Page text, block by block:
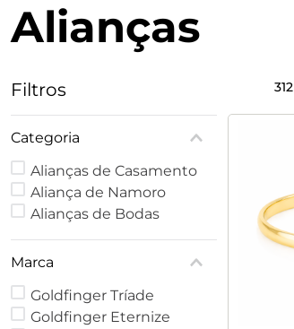
Alianças
Filtros
Categoria
Alianças de Casamento
Aliança de Namoro
Alianças de Bodas
Marca
Goldfinger Tríade
Goldfinger Eternize
312